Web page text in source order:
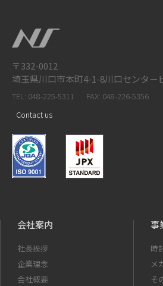
〒332-0012
埼玉県川口市本町4-1-8川口センタ－
TEL: 048-225-5311
FAX: 048-226-5356
Contact us
会社案内
社長挨拶
企業理念
会社概要
事
時
メ
そ